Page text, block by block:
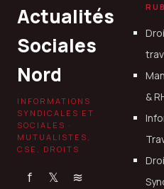
Actualités
Sociales
Nord
INFORMATIONS
SYNDICALES ET
SOCIALES ·
MUTUALISTES,
CSE, DROITS
f 𝕏 ≋
&